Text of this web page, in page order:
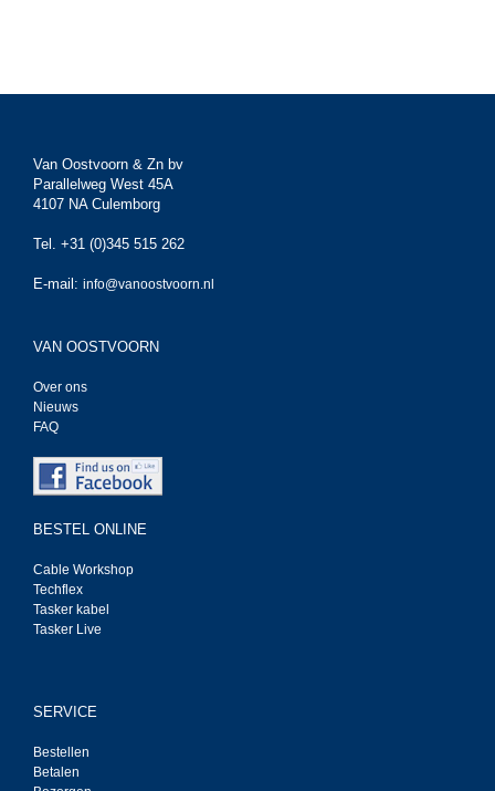
Van Oostvoorn & Zn bv
Parallelweg West 45A
4107 NA Culemborg
Tel. +31 (0)345 515 262
E-mail: info@vanoostvoorn.nl
VAN OOSTVOORN
Over ons
Nieuws
FAQ
BESTEL ONLINE
Cable Workshop
Techflex
Tasker kabel
Tasker Live
SERVICE
Bestellen
Betalen